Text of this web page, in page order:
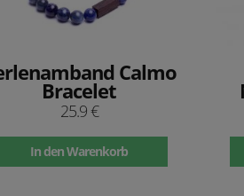
Calmo
Bracelet
25.9 €
In den Warenkorb